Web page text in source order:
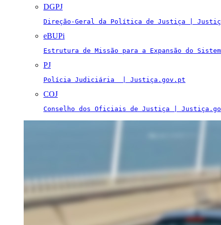
DGPJ
Direção-Geral da Política de Justiça |
eBUPi
Estrutura de Missão para a Expansão do
PJ
Polícia Judiciária  | Justiça.gov.pt
COJ
Conselho dos Oficiais de Justiça |